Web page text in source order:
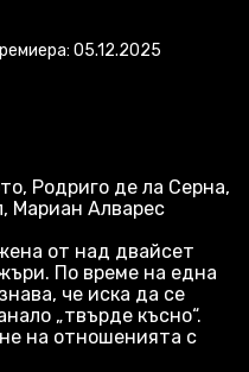
05.12.2025
Родриго де ла Серна,
Мариан Алварес
от над двайсет
По време на една
че иска да се
„твърде късно“.
на отношенията с